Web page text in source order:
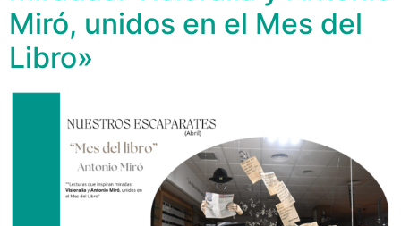
Miró, unidos en el Mes del
Libro»